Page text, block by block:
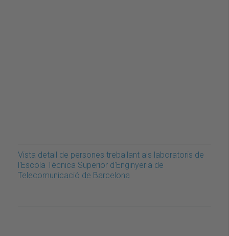
Vista detall de persones treballant als laboratoris de
l'Escola Tècnica Superior d'Enginyeria de
Telecomunicació de Barcelona